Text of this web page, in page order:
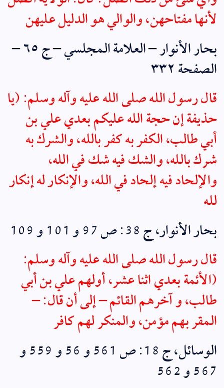
لأنها مفتاحهن، والوالي هو الدليل عليهن
بحار الأنوار – العلامة المجلسي – ج ٦٥ –
الصفحة ٣٣٢
قالرسول الله صلى الله عليه وآله وسلم: (يا
حذيفة إنحجةالله عليكم بعدي علي بن
أبي طالب، الكفر به كفر بالله، والشرك به
شرك بالله، والشك فيه شك في الله،
والإلحاد فيه إلحاد في الله، والإنكار له إنكار
لله
بحار الأنوار، ج 38: ص 97 و 101 و 109
قالرسول الله صلى الله عليه وآله وسلم:
(الأئمة بعدي اثنا عشر، أولهمعلي بن أبي
طالب، و آخرهم القائم – إلى أن قال: –
المقر بهم مؤمن، والمنكر لهم كافر
الوسائل، ج 18: ص 561 و 56 و 559 و
567 و 562